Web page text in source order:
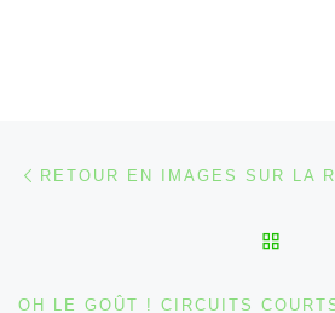
Parcourir les articles